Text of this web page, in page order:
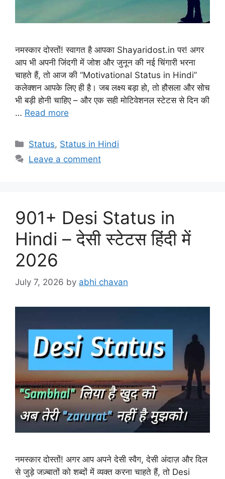
नमस्कार दोस्तों! स्वागत है आपका Shayaridost.in पर! अगर
आप भी अपनी जिंदगी में जोश और जुनून की नई चिंगारी भरना
चाहते हैं, तो आज की “Motivational Status in Hindi”
कलेक्शन आपके लिए ही है। जब लक्ष्य बड़ा हो, तो हौसला और सोच
भी बड़ी होनी चाहिए – और एक सही मोटिवेशनल स्टेटस से दिन की
… Read more
Categories
Status, Status in Hindi
Leave a comment
901+ Desi Status in
Hindi – देसी स्टेटस हिंदी में
2026
July 7, 2026 by abhi chavan
नमस्कार दोस्तों! अगर आप अपने देसी स्वैग, देसी अंदाज़ और दिल
से जुड़े जज़्बातों को शब्दों में व्यक्त करना चाहते हैं, तो Desi